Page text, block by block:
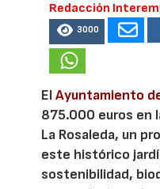
Redacción
3000
ElAyuntamiento
875.000 euros en
La Rosaleda, un
este histórico
sostenibilidad,